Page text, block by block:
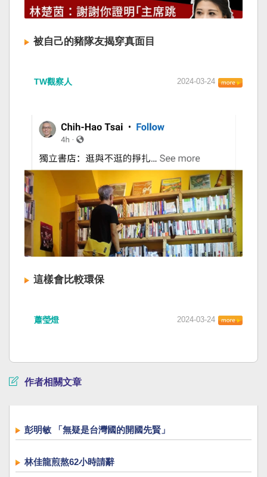
被自己的豬隊友揭穿真面目
TW觀察人 2024-03-24
這樣會比較環保
蕭瑩燈 2024-03-24
作者相關文章
彭明敏 「無疑是台灣國的開國先賢」
林佳龍煎熬62小時請辭